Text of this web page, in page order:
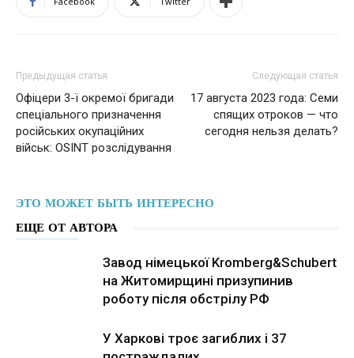
Предыдущая статья
Офіцери 3-ї окремої бригади
спеціального призначення
російських окупаційних
військ: OSINT розслідування
Следующая статья
17 августа 2023 года: Семи
спящих отроков — что
сегодня нельзя делать?
ЭТО МОЖЕТ БЫТЬ ИНТЕРЕСНО
ЕЩЕ ОТ АВТОРА
Завод німецької Kromberg&Schubert
на Житомирщині призупинив
роботу після обстрілу РФ
У Харкові троє загиблих і 37